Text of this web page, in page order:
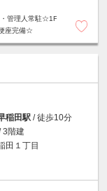
管理人常駐☆1F
座完備☆
稲田駅 / 徒歩10分
3階建
田１丁目